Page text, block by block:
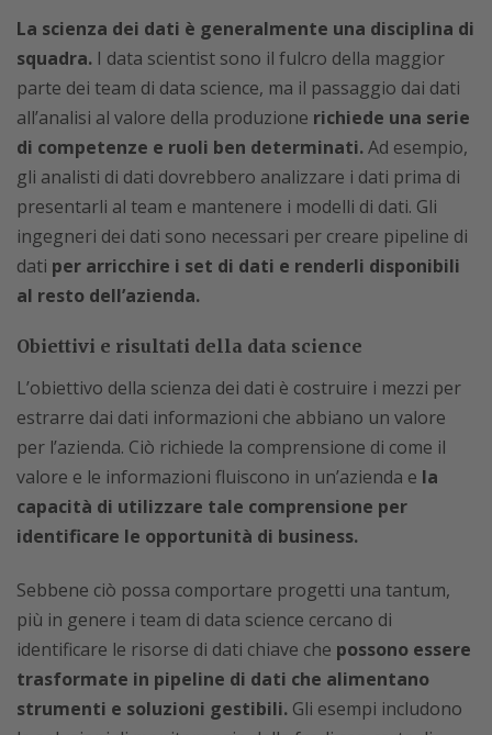
La scienza dei dati è generalmente una disciplina di
squadra. I data scientist sono il fulcro della maggior
parte dei team di data science, ma il passaggio dai dati
all’analisi al valore della produzione richiede una serie
di competenze e ruoli ben determinati.Ad esempio,
gli analisti di dati dovrebbero analizzare i dati prima di
presentarli al team e mantenere i modelli di dati. Gli
ingegneri dei dati sono necessari per creare pipeline di
dati per arricchire i set di dati e renderli disponibili
al resto dell’azienda.
Obiettivi e risultati della data science
L’obiettivo della scienza dei dati è costruire i mezzi per
estrarre dai dati informazioni che abbiano un valore
per l’azienda. Ciò richiede la comprensione di come il
valore e le informazioni fluiscono in un’azienda e la
capacità di utilizzare tale comprensione per
identificare le opportunità di business.
Sebbene ciò possa comportare progetti una tantum,
più in genere i team di data science cercano di
identificare le risorse di dati chiave che possono essere
trasformate in pipeline di dati che alimentano
strumenti e soluzioni gestibili. Gli esempi includono